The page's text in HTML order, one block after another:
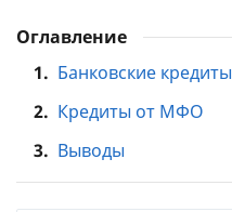
Оглавление
1. Банковские кредиты
2. Кредиты от МФО
3. Выводы